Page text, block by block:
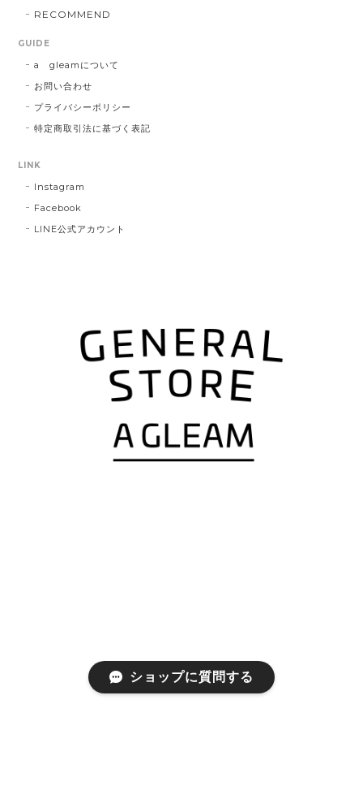
RECOMMEND
GUIDE
a gleamについて
お問い合わせ
プライバシーポリシー
特定商取引法に基づく表記
LINK
Instagram
Facebook
LINE公式アカウント
ショップに質問する